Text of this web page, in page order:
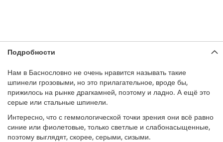
Подробности
Нам в Баснословно не очень нравится называть такие
шпинели грозовыми, но это прилагательное, вроде бы,
прижилось на рынке драгкамней, поэтому и ладно. А ещё это
серые или стальные шпинели.
Интересно, что с геммологической точки зрения они всё равно
синие или фиолетовые, только светлые и слабонасыщенные,
поэтому выглядят, скорее, серыми, сизыми.